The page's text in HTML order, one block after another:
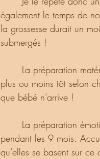
également le temps de
la grossesse durait un
submergés !
plus ou moins tôt selon
que bébé n’arrive !
pendant les 9 mois.
qu’elles se basent sur